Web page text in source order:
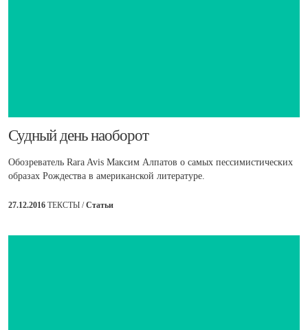
​Судный день наоборот
Обозреватель Rara Avis Максим Алпатов о самых пессимистических
образах Рождества в американской литературе.
27.12.2016 ТЕКСТЫ /Статьи